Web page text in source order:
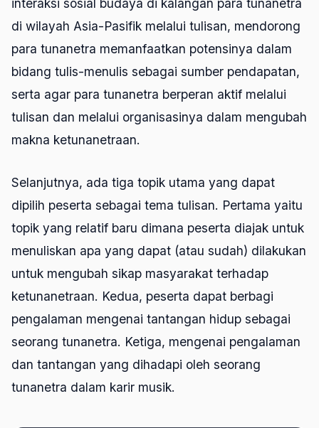
interaksi sosial budaya di kalangan para tunanetra
di wilayah Asia-Pasifik melalui tulisan, mendorong
para tunanetra memanfaatkan potensinya dalam
bidang tulis-menulis sebagai sumber pendapatan,
serta agar para tunanetra berperan aktif melalui
tulisan dan melalui organisasinya dalam mengubah
makna ketunanetraan.
Selanjutnya, ada tiga topik utama yang dapat
dipilih peserta sebagai tema tulisan. Pertama yaitu
topik yang relatif baru dimana peserta diajak untuk
menuliskan apa yang dapat (atau sudah) dilakukan
untuk mengubah sikap masyarakat terhadap
ketunanetraan. Kedua, peserta dapat berbagi
pengalaman mengenai tantangan hidup sebagai
seorang tunanetra. Ketiga, mengenai pengalaman
dan tantangan yang dihadapi oleh seorang
tunanetra dalam karir musik.